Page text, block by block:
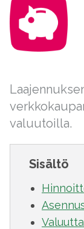
valuutoilla.
Sisältö